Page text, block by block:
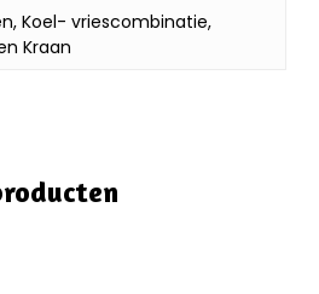
Koel- vriescombinatie,
Kraan